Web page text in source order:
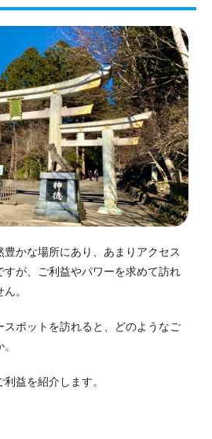
かな場所にあり、あまりアクセス
が、ご利益やパワーを求めて訪れ
。
スポットを訪れると、どのようなご
益を紹介します。